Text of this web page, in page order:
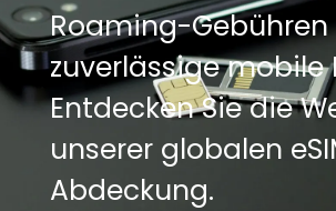
Roaming-
zuverlässige mobile
Entdecken Sie die
unserer globalen
Abdeckung.
Roaming-
zuverlässige mobile
Entdecken Sie die
unserer globalen
Abdeckung.